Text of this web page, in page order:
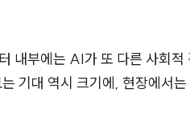
부에는 AI가 또 다른 사회
기대 역시 크기에, 현장에서